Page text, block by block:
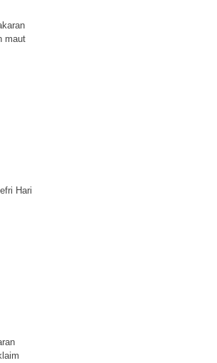
maut
Hari